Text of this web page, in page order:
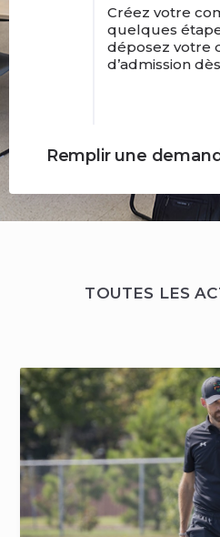
Créez votre
quelques
déposez votre
d’admission
Remplir une
Actualités
TOUTES LES